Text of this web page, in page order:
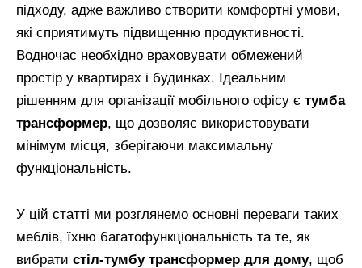
підходу, адже важливо створити комфортні умови,
які сприятимуть підвищенню продуктивності.
Водночас необхідно враховувати обмежений
простір у квартирах і будинках. Ідеальним
рішенням для організації мобільного офісу є тумба
трансформер, що дозволяє використовувати
мінімум місця, зберігаючи максимальну
функціональність.
У цій статті ми розглянемо основні переваги таких
меблів, їхню багатофункціональність та те, як
вибрати стіл-тумбу трансформер для дому, щоб